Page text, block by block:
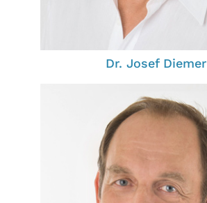
Dr. Josef Diemer